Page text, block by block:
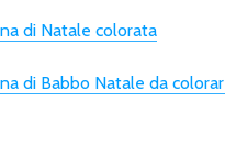
di Natale colorata
di Babbo Natale da